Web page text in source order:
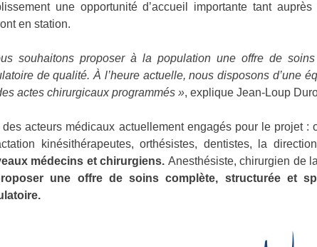
une opportunité d’accueil importante tant
en station.
souhaitons proposer à la population une offre de
de qualité. À l’heure actuelle, nous disposons d’une
actes chirurgicaux programmés », explique Jean-Loup
des acteurs médicaux actuellement engagés pour le projet
kinésithérapeutes, orthésistes, dentistes, la
médecins et chirurgiens. Anesthésiste, chirurgien de
une offre de soins complète, structurée et